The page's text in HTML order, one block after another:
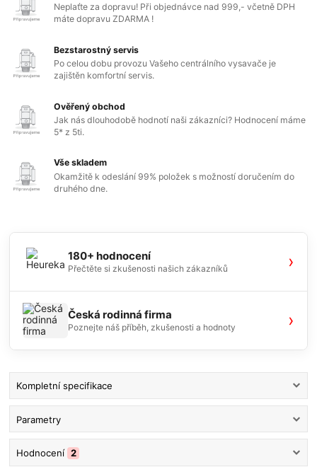
Neplaťte za dopravu! Při objednávce nad 999,- včetně DPH
máte dopravu ZDARMA !
Bezstarostný servis
Po celou dobu provozu Vašeho centrálního vysavače je
zajištěn komfortní servis.
Ověřený obchod
Jak nás dlouhodobě hodnotí naši zákazníci? Hodnocení máme
5* z 5ti.
Vše skladem
Okamžitě k odeslání 99% položek s možností doručením do
druhého dne.
180+ hodnocení
Přečtěte si zkušenosti našich zákazníků ›
Česká rodinná firma
Poznejte náš příběh, zkušenosti a hodnoty ›
Kompletní specifikace
Parametry
Hodnocení 2